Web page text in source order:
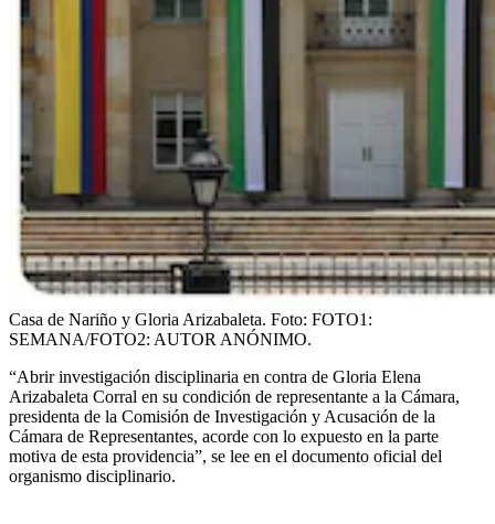
Casa de Nariño y Gloria Arizabaleta. Foto: FOTO1:
SEMANA/FOTO2: AUTOR ANÓNIMO.
“Abrir investigación disciplinaria en contra de Gloria Elena
Arizabaleta Corral en su condición de representante a la Cámara,
presidenta de la Comisión de Investigación y Acusación de la
Cámara de Representantes, acorde con lo expuesto en la parte
motiva de esta providencia”, se lee en el documento oficial del
organismo disciplinario.